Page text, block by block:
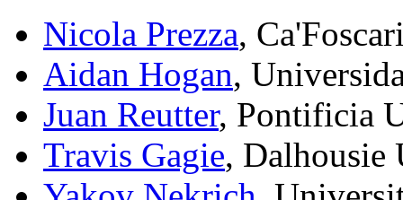
Nicola Prezza,
Aidan Hogan,
Juan Reutter, Pontificia
Travis Gagie, Dalhousie